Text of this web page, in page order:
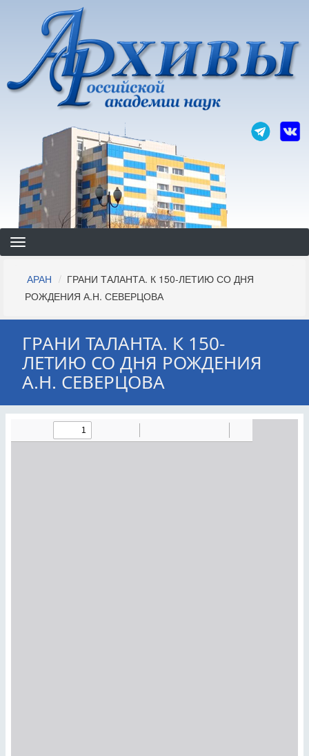
основному
содержанию
Строка
навигации
АРАН
ГРАНИ ТАЛАНТА. К 150-ЛЕТИЮ СО ДНЯ
РОЖДЕНИЯ А.Н. СЕВЕРЦОВА
ГРАНИ ТАЛАНТА. К 150-
ЛЕТИЮ СО ДНЯ РОЖДЕНИЯ
А.Н. СЕВЕРЦОВА